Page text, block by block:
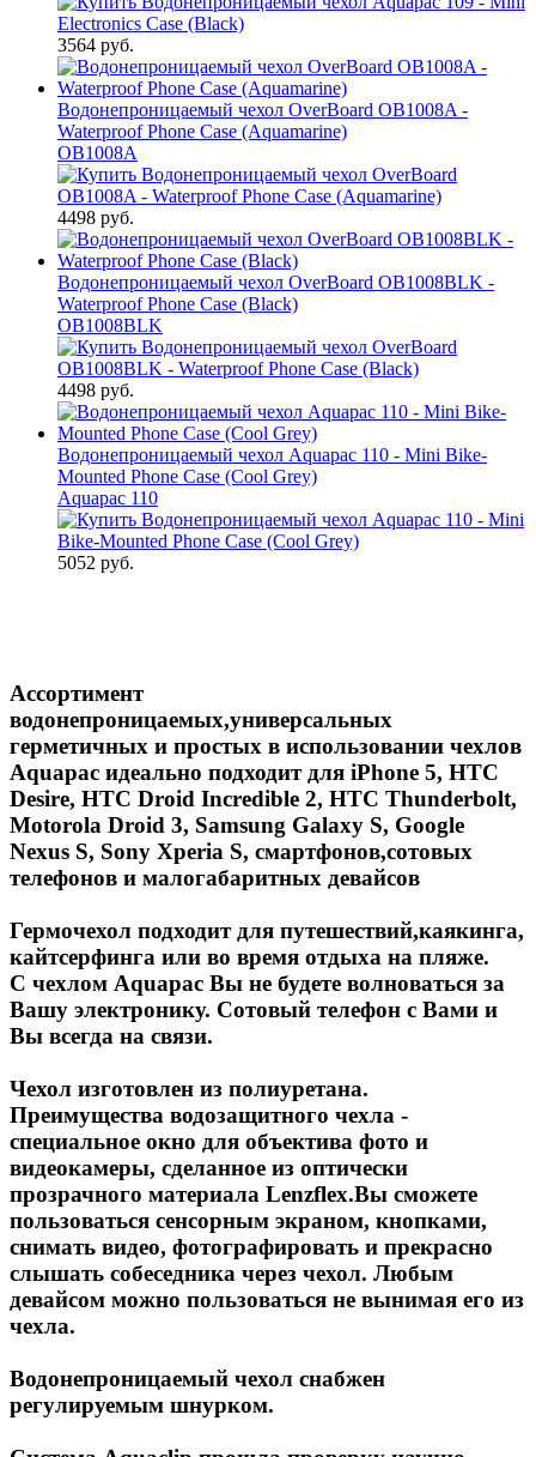
3564 руб.
Водонепроницаемый чехол OverBoard OB1008A -
Waterproof Phone Case (Aquamarine)
OB1008A
4498 руб.
Водонепроницаемый чехол OverBoard OB1008BLK -
Waterproof Phone Case (Black)
OB1008BLK
4498 руб.
Водонепроницаемый чехол Aquapac 110 - Mini Bike-
Mounted Phone Case (Cool Grey)
Aquapac 110
5052 руб.
Ассортимент
водонепроницаемых,универсальных
герметичных и простых в использовании чехлов
Aquapac идеально подходит для iPhone 5, HTC
Desire, HTC Droid Incredible 2, HTC Thunderbolt,
Motorola Droid 3, Samsung Galaxy S, Google
Nexus S, Sony Xperia S, смартфонов,сотовых
телефонов и малогабаритных девайсов
Гермочехол подходит для путешествий,каякинга,
кайтсерфинга или во время отдыха на пляже.
С чехлом Aquapac Вы не будете волноваться за
Вашу электронику. Сотовый телефон с Вами и
Вы всегда на связи.
Чехол изготовлен из полиуретана.
Преимущества водозащитного чехла -
специальное окно для объектива фото и
видеокамеры, сделанное из оптически
прозрачного материала Lenzflex.Вы сможете
пользоваться сенсорным экраном, кнопками,
снимать видео, фотографировать и прекрасно
слышать собеседника через чехол. Любым
девайсом можно пользоваться не вынимая его из
чехла.
Водонепроницаемый чехол снабжен
регулируемым шнурком.